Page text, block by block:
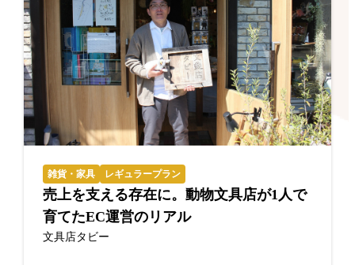
雑貨・家具 レギュラープラン
売上を支える存在に。動物文具店が1人で
育てたEC運営のリアル
文具店タビー